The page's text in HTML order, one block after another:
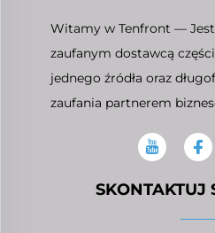
Witamy w Tenfront —
zaufanym dostawcą
jednego źródła oraz
zaufania partnerem
SKONTAKTUJ